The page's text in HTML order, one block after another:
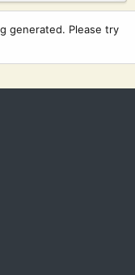
generated. Please try